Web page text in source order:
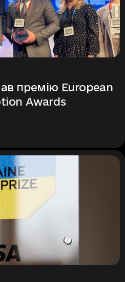
премію European
Awards